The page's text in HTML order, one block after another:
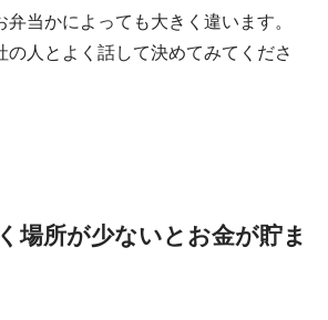
弁当かによっても大きく違います。
の人とよく話して決めてみてくださ
場所が少ないとお金が貯ま